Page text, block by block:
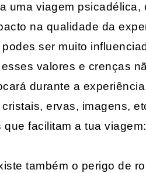
uma viagem
na qualidade da
ser muito
valores e crenças
durante a
ervas, imagens,
facilitam a tua
também o perigo de